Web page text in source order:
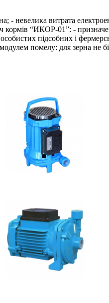
- невелика витрата
кормів “ИКОР-01”: -
підсобних і
помелу: для зерна